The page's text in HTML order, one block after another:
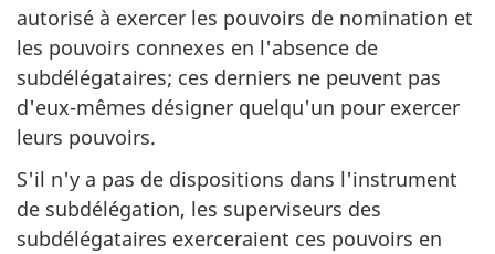
autorisé à exercer les pouvoirs de nomination et
les pouvoirs connexes en l'absence de
subdélégataires; ces derniers ne peuvent pas
d'eux-mêmes désigner quelqu'un pour exercer
leurs pouvoirs.
S'il n'y a pas de dispositions dans l'instrument
de subdélégation, les superviseurs des
subdélégataires exerceraient ces pouvoirs en